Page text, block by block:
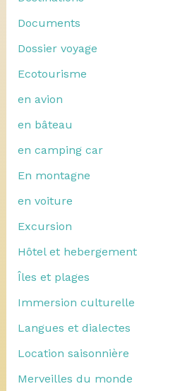
Documents
Dossier voyage
Ecotourisme
en avion
en bâteau
en camping car
En montagne
en voiture
Excursion
Hôtel et hebergement
Îles et plages
Immersion culturelle
Langues et dialectes
Location saisonnière
Merveilles du monde